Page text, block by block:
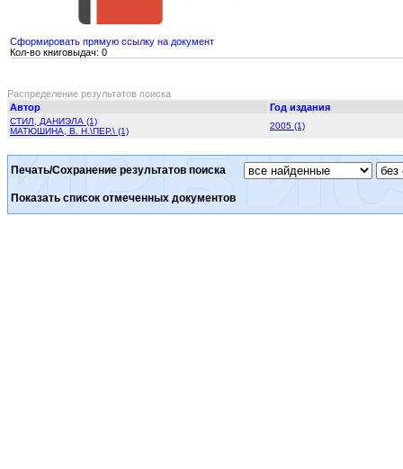
Сформировать прямую ссылку на документ
Кол-во книговыдач: 0
Распределение результатов поиска
Автор
Год издания
СТИЛ, ДАНИЭЛА (1)
МАТЮШИНА, В. Н.\ПЕР.\ (1)
2005 (1)
Печать/Сохранение результатов поиска
Показать список отмеченных документов